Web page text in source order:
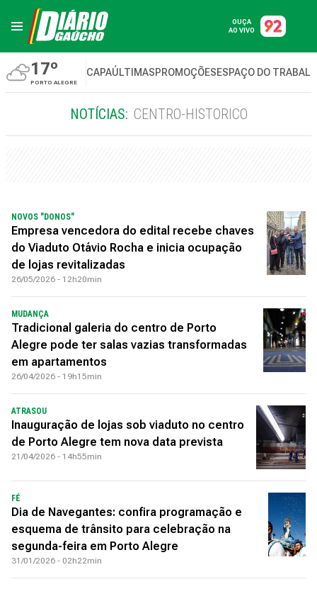
OUÇA
AO VIVO
17º
PORTO ALEGRE
CAPAÚLTIMASPROMOÇÕESESPAÇO DO
NOTÍCIAS: CENTRO-HISTORICO
NOVOS "DONOS"
Empresa vencedora do edital recebe chaves
do Viaduto Otávio Rocha e inicia ocupação
de lojas revitalizadas
26/05/2026 - 12h20min
MUDANÇA
Tradicional galeria do centro de Porto
Alegre pode ter salas vazias transformadas
em apartamentos
26/04/2026 - 19h15min
ATRASOU
Inauguração de lojas sob viaduto no centro
de Porto Alegre tem nova data prevista
21/04/2026 - 14h55min
FÉ
Dia de Navegantes: confira programação e
esquema de trânsito para celebração na
segunda-feira em Porto Alegre
31/01/2026 - 02h22min